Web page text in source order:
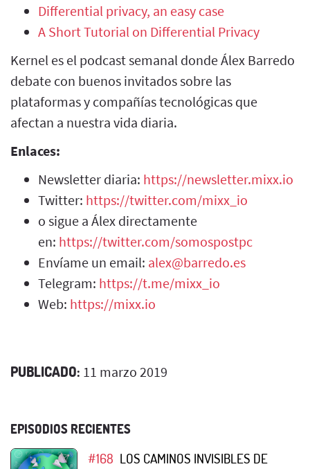
Differential privacy, an easy case
A Short Tutorial on Differential Privacy
Kernel es el podcast semanal donde Álex Barredo
debate con buenos invitados sobre las
plataformas y compañías tecnológicas que
afectan a nuestra vida diaria.
Enlaces:
Newsletter diaria: https://newsletter.mixx.io
Twitter: https://twitter.com/mixx_io
o sigue a Álex directamente
en: https://twitter.com/somospostpc
Envíame un email: alex@barredo.es
Telegram: https://t.me/mixx_io
Web: https://mixx.io
PUBLICADO: 11 marzo 2019
EPISODIOS RECIENTES
#168 LOS CAMINOS INVISIBLES DE